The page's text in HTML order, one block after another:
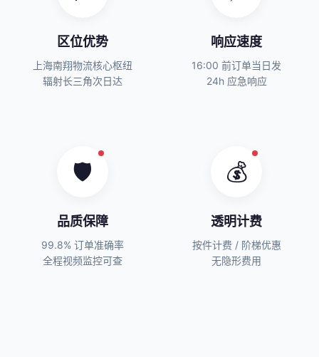
区位优势
上海南翔物流核心枢纽
辐射长三角次日达
响应速度
16:00 前订单当日发
24h 应急响应
🛡️
品质保障
99.8% 订单准确率
全程视频监控可查
💰
透明计费
按件计费 / 阶梯优惠
无隐形费用